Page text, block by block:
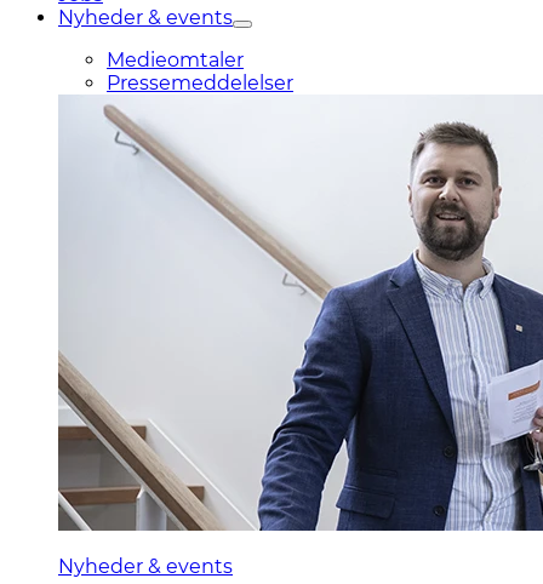
Nyheder & events
Medieomtaler
Pressemeddelelser
Nyheder & events